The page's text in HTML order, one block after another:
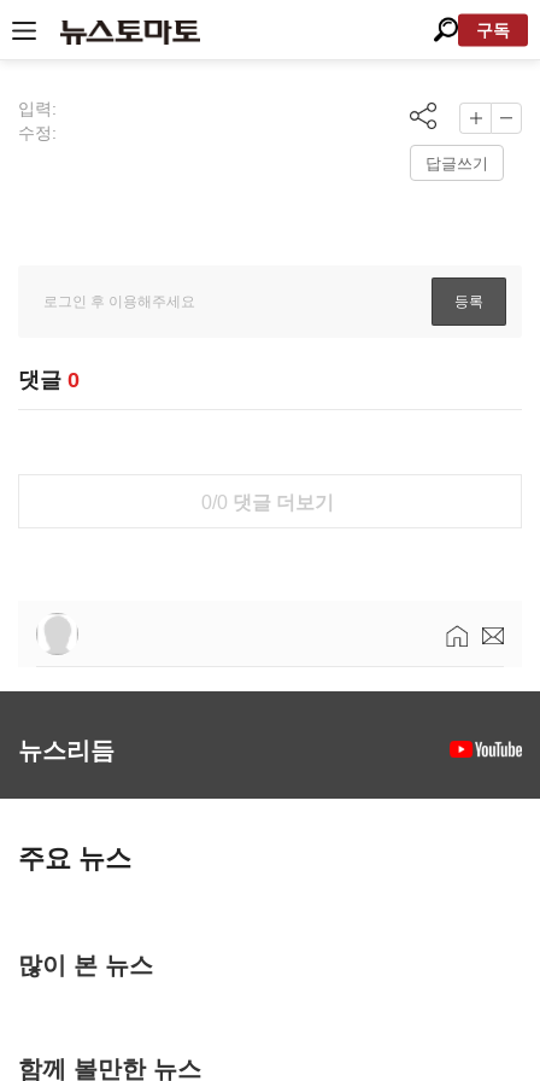
구독
입력:
수정:
답글쓰기
댓글 0
0/0 댓글 더보기
뉴스리듬
주요 뉴스
많이 본 뉴스
함께 볼만한 뉴스